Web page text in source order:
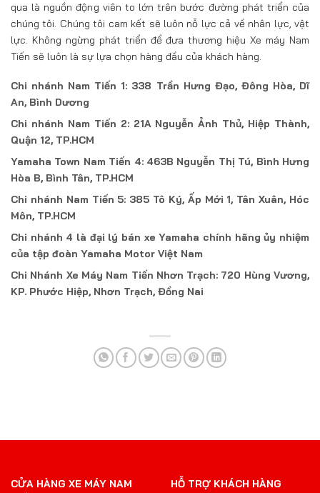
qua là nguồn động viên to lớn trên bước đường phát triển của
chúng tôi. Chúng tôi cam kết sẽ luôn nỗ lực cả về nhân lực, vật
lực. Không ngừng phát triển để đưa thương hiệu Xe máy Nam
Tiến sẽ luôn là sự lựa chọn hàng đầu của khách hàng.
Chi nhánh Nam Tiến 1: 338 Trần Hưng Đạo, Đông Hòa, Dĩ
An, Bình Dương
Chi nhánh Nam Tiến 2: 21A Nguyễn Ảnh Thủ, Hiệp Thành,
Quận 12, TP.HCM
Yamaha Town Nam Tiến 4: 463B Nguyễn Thị Tú, Bình Hưng
Hòa B, Bình Tân, TP.HCM
Chi nhánh Nam Tiến 5: 385 Tô Ký, Ấp Mới 1, Tân Xuân, Hóc
Môn, TP.HCM
Chi nhánh 4 là đại lý bán xe Yamaha chính hãng ủy nhiệm
của tập đoàn Yamaha Motor Việt Nam
Chi Nhánh Xe Máy Nam Tiến Nhơn Trạch: 720 Hùng Vương,
KP. Phước Hiệp, Nhơn Trạch, Đồng Nai
CỬA HÀNG XE MÁY NAM
HỖ TRỢ KHÁCH HÀNG